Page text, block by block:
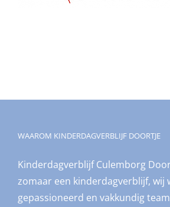
WAAROM KINDERDAGVERBLIJF DOORTJE
Kinderdagverblijf Culemborg
zomaar een kinderdagverblijf, wij
gepassioneerd en vakkundig